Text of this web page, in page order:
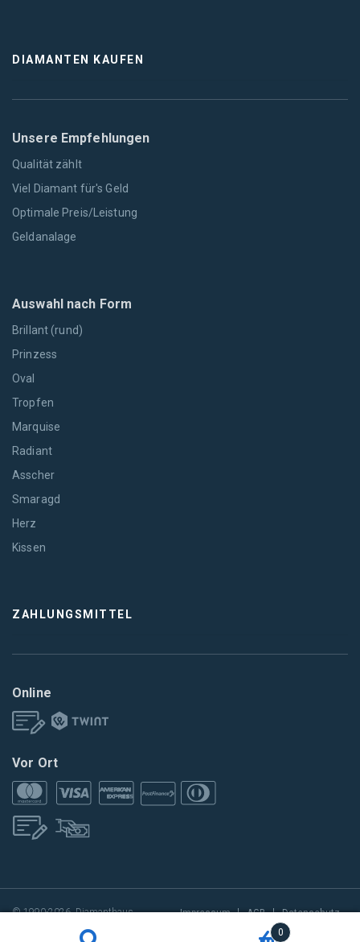
DIAMANTEN KAUFEN
Unsere Empfehlungen
Qualität zählt
Viel Diamant für's Geld
Optimale Preis/Leistung
Geldanalage
Auswahl nach Form
Brillant (rund)
Prinzess
Oval
Tropfen
Marquise
Radiant
Asscher
Smaragd
Herz
Kissen
ZAHLUNGSMITTEL
Online
Vor Ort
0
© 1990-2026, Diamanthaus Impressum AGB Datenschutz